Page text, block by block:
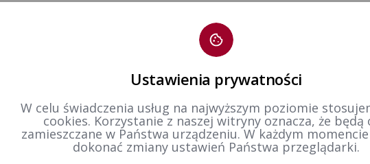
Wyjaśnienia Państwowej Komisji Wyborczej z dnia 9 marca 2020 r.
Data utworzenia
09-03-2020 15:50
Wprowadził:
Krzysztof Lorentz
zobacz cały rejestr
Ustawienia prywatności
W celu świadczenia usług na najwyższym poziomie
cookies. Korzystanie z naszej witryny oznacza, że będą
zamieszczane w Państwa urządzeniu. W każdym
dokonać zmiany ustawień Państwa przeglądarki.